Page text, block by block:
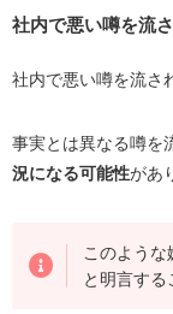
社内で悪い噂を流
社内で悪い噂を流さ
事実とは異なる噂を
況になる可能性があ
このような
と明言する